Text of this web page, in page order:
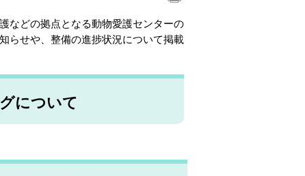
どの拠点となる動物愛護センターの
らせや、整備の進捗状況について掲載
について